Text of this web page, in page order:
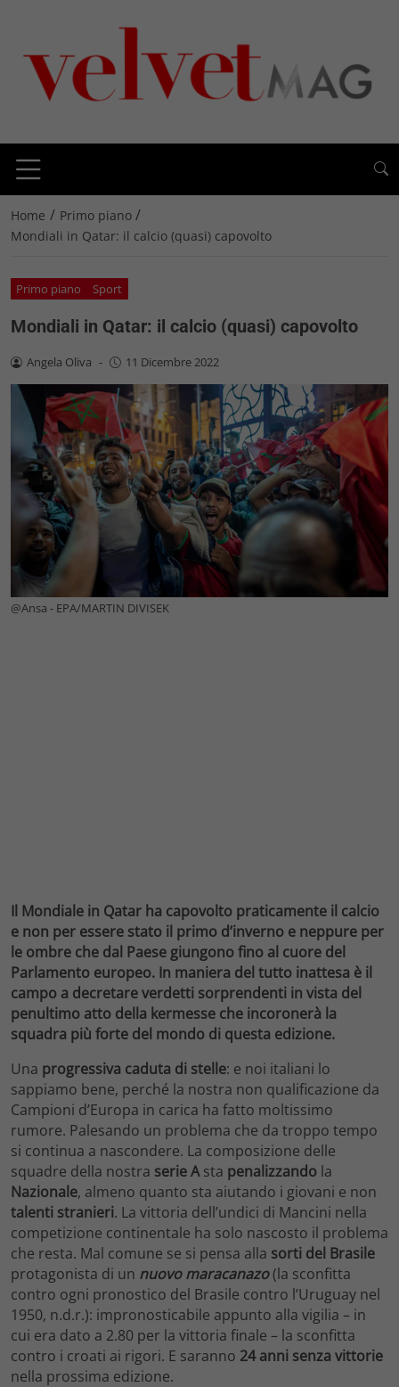
Home / Primo piano /
Mondiali in Qatar: il calcio (quasi) capovolto
Primo piano Sport
Mondiali in Qatar: il calcio (quasi) capovolto
Angela Oliva - 11 Dicembre 2022
@Ansa - EPA/MARTIN DIVISEK
Il Mondiale in Qatar ha capovolto praticamente il calcio
e non per essere stato il primo d’inverno e neppure per
le ombre che dal Paese giungono fino al cuore del
Parlamento europeo. In maniera del tutto inattesa è il
campo a decretare verdetti sorprendenti in vista del
penultimo atto della kermesse che incoronerà la
squadra più forte del mondo di questa edizione.
Una progressiva caduta di stelle: e noi italiani lo
sappiamo bene, perché la nostra non qualificazione da
Campioni d’Europa in carica ha fatto moltissimo
rumore. Palesando un problema che da troppo tempo
si continua a nascondere. La composizione delle
squadre della nostra serie Asta penalizzando la
Nazionale, almeno quanto sta aiutando i giovani e non
talenti stranieri. La vittoria dell’undici di Mancini nella
competizione continentale ha solo nascosto il problema
che resta. Mal comune se si pensa alla sorti del Brasile
protagonista di un nuovo maracanazo(la sconfitta
contro ogni pronostico del Brasile contro l’Uruguay nel
1950, n.d.r.): impronosticabile appunto alla vigilia – in
cui era dato a 2.80 per la vittoria finale – la sconfitta
contro i croati ai rigori. E saranno 24 anni senza vittorie
nella prossima edizione.